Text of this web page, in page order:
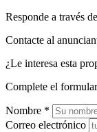
Responde a través
Contacte al
¿Le interesa esta
Complete el
Nombre *
Correo electrónico